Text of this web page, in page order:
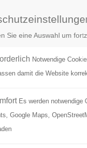
sit amet:
365days
Sie eine Auswahl um
Notwendige
damit die Website
Es werden notwendige
Google Maps,